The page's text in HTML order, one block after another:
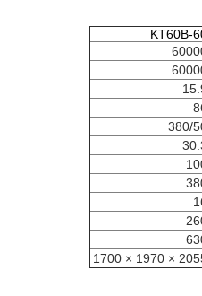
KT60B-
380/
2055 × 1970 ×